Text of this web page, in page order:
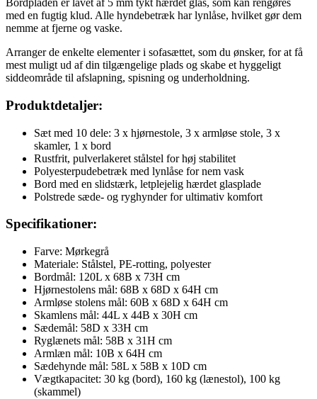
Bordpladen er lavet af 5 mm tykt hærdet glas, som kan rengøres
med en fugtig klud. Alle hyndebetræk har lynlåse, hvilket gør dem
nemme at fjerne og vaske.
Arranger de enkelte elementer i sofasættet, som du ønsker, for at få
mest muligt ud af din tilgængelige plads og skabe et hyggeligt
siddeområde til afslapning, spisning og underholdning.
Produktdetaljer:
Sæt med 10 dele: 3 x hjørnestole, 3 x armløse stole, 3 x
skamler, 1 x bord
Rustfrit, pulverlakeret stålstel for høj stabilitet
Polyesterpudebetræk med lynlåse for nem vask
Bord med en slidstærk, letplejelig hærdet glasplade
Polstrede sæde- og ryghynder for ultimativ komfort
Specifikationer:
Farve: Mørkegrå
Materiale: Stålstel, PE-rotting, polyester
Bordmål: 120L x 68B x 73H cm
Hjørnestolens mål: 68B x 68D x 64H cm
Armløse stolens mål: 60B x 68D x 64H cm
Skamlens mål: 44L x 44B x 30H cm
Sædemål: 58D x 33H cm
Ryglænets mål: 58B x 31H cm
Armlæn mål: 10B x 64H cm
Sædehynde mål: 58L x 58B x 10D cm
Vægtkapacitet: 30 kg (bord), 160 kg (lænestol), 100 kg
(skammel)